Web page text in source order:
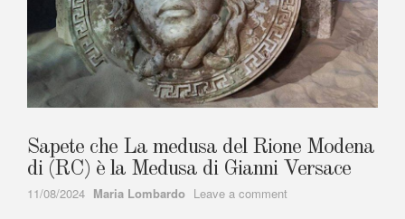
Sapete che La medusa del Rione Modena
di (RC) è la Medusa di Gianni Versace
11/08/2024 Author
Maria Lombardo Leave a comment